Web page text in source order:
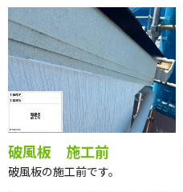
破風板 施工前
破風板の施工前です。